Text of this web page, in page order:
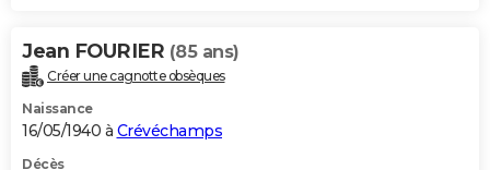
Jean FOURIER (85 ans)
Créer une cagnotte obsèques
Naissance
16/05/1940 à Crévéchamps
Décès